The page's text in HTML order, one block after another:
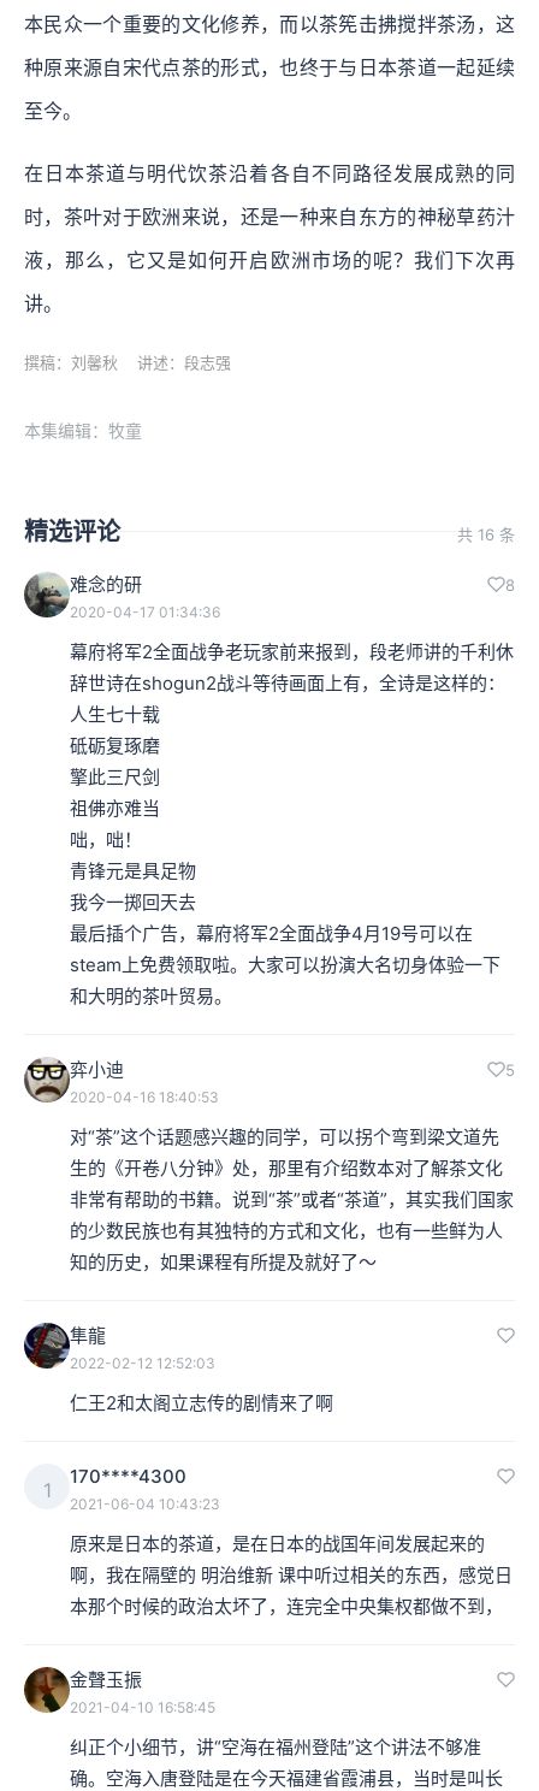
本民众一个重要的文化修养，而以茶筅击拂搅拌茶汤，这
种原来源自宋代点茶的形式，也终于与日本茶道一起延续
至今。
在日本茶道与明代饮茶沿着各自不同路径发展成熟的同
时，茶叶对于欧洲来说，还是一种来自东方的神秘草药汁
液，那么，它又是如何开启欧洲市场的呢？我们下次再
讲。
撰稿：刘馨秋 讲述：段志强
本集编辑：牧童
精选评论 共 16 条
难念的研 8
2020-04-17 01:34:36
幕府将军2全面战争老玩家前来报到，段老师讲的千利休
辞世诗在shogun2战斗等待画面上有，全诗是这样的：
人生七十载
砥砺复琢磨
擎此三尺剑
祖佛亦难当
咄，咄！
青锋元是具足物
我今一掷回天去
最后插个广告，幕府将军2全面战争4月19号可以在
steam上免费领取啦。大家可以扮演大名切身体验一下
和大明的茶叶贸易。
弈小迪 5
2020-04-16 18:40:53
对“茶”这个话题感兴趣的同学，可以拐个弯到梁文道先
生的《开卷八分钟》处，那里有介绍数本对了解茶文化
非常有帮助的书籍。说到“茶”或者“茶道”，其实我们国家
的少数民族也有其独特的方式和文化，也有一些鲜为人
知的历史，如果课程有所提及就好了～
隼龍
2022-02-12 12:52:03
仁王2和太阁立志传的剧情来了啊
1
170****4300
2021-06-04 10:43:23
原来是日本的茶道，是在日本的战国年间发展起来的
啊，我在隔壁的 明治维新 课中听过相关的东西，感觉日
本那个时候的政治太坏了，连完全中央集权都做不到，
金聲玉振
2021-04-10 16:58:45
纠正个小细节，讲“空海在福州登陆”这个讲法不够准
确。空海入唐登陆是在今天福建省霞浦县，当时是叫长